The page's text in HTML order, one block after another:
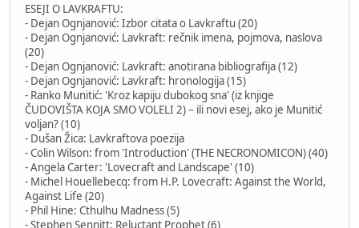
ESEJI O LAVKRAFTU:
- Dejan Ognjanović: Izbor citata o Lavkraftu (20)
- Dejan Ognjanović: Lavkraft: rečnik imena, pojmova, naslova
(20)
- Dejan Ognjanović: Lavkraft: anotirana bibliografija (12)
- Dejan Ognjanović: Lavkraft: hronologija (15)
- Ranko Munitić: 'Kroz kapiju dubokog sna' (iz knjige
ČUDOVIŠTA KOJA SMO VOLELI 2) – ili novi esej, ako je Munitić
voljan? (10)
- Dušan Žica: Lavkraftova poezija
- Colin Wilson: from 'Introduction' (THE NECRONOMICON) (40)
- Angela Carter: 'Lovecraft and Landscape' (10)
- Michel Houellebecq: from H.P. Lovecraft: Against the World,
Against Life (20)
- Phil Hine: Cthulhu Madness (5)
- Stephen Sennitt: Reluctant Prophet (6)